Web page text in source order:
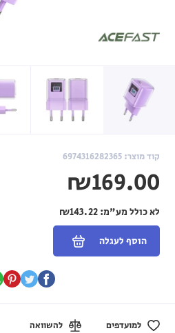
קוד מוצר: 6974316282365
₪169.00
לא כולל מע"מ:₪143.22
הוסף לעגלה
למועדפים להשוואה